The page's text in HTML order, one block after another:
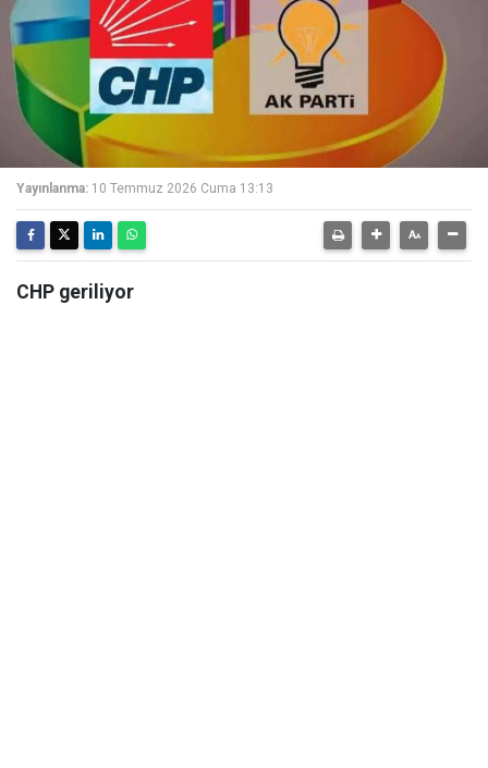
Yayınlanma: 10 Temmuz 2026 Cuma 13:13
CHP geriliyor